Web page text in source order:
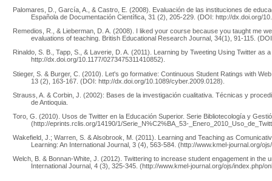
Palomares, D., García, A., & Castro, E. (2008). Evaluación de las instituciones de
Española de Documentación Científica, 31 (2), 205-229. (DOI: http://dx.doi.org/
Remedios, R., & Lieberman, D. A. (2008). I liked your course because you taught me
evaluations of teaching. British Educational Research Journal, 34(1), 91-115.
Rinaldo, S. B., Tapp, S., & Laverie, D. A. (2011). Learning by Tweeting Using Twitter
http://dx.doi.org/10.1177/0273475311410852).
Stieger, S. & Burger, C. (2010). Let's go formative: Continuous Student Ratings with
13 (2), 163-167. (DOI: http://dx.doi.org/10.1089/cyber.2009.0128).
Strauss, A. & Corbin, J. (2002): Bases de la investigación cualitativa. Técnicas y
de Antioquia.
Toro, G. (2010). Usos de Twitter en la Educación Superior. Serie Bibliotecología y
(http://eprints.rclis.org/14190/1/Serie_N%C2%BA_53-
Wakefield, J.; Warren, S. & Alsobrook, M. (2011). Learning and Teaching as
Learning: An International Journal, 3 (4), 563-584. (http://www.kmel-journal.org/
Welch, B. & Bonnan-White, J. (2012). Twittering to increase student engagement in the
International Journal, 4 (3), 325-345. (http://www.kmel-journal.org/ojs/index.php/